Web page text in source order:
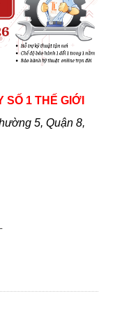
SỐ 1 THẾ GIỚI
5, Quận 8,